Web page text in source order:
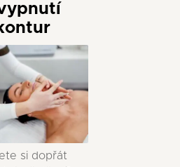
si dopřát